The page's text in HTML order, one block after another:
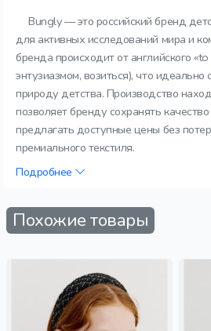
Bungly — это российский бренд
для активных исследований мира и
бренда происходит от английского
энтузиазмом, возиться), что
природу детства. Производство
позволяет бренду сохранять
предлагать доступные цены без
премиального текстиля.
Подробнее
Похожие товары